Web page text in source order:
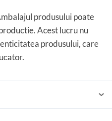
produsului poate
Acest lucru nu
produsului, care